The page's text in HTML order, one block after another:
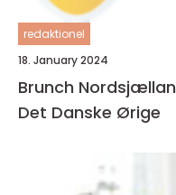
redaktionel
18. January 2024
Brunch
Det Danske Ørige